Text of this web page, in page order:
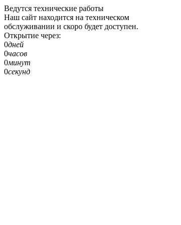
Ведутся технические работы
Наш сайт находится на техническом
обслуживании и скоро будет доступен.
Открытие через:
0дней
0часов
0минут
0секунд